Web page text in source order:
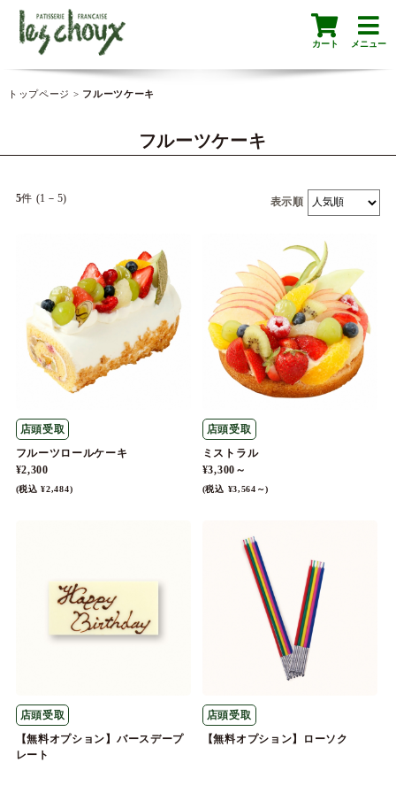
カート メニュー
トップページ > フルーツケーキ
フルーツケーキ
5件 (1－5) 表示順
店頭受取
フルーツロールケーキ
¥2,300
(税込 ¥2,484)
店頭受取
ミストラル
¥3,300～
(税込 ¥3,564～)
店頭受取
【無料オプション】バースデープ
レート
店頭受取
【無料オプション】ローソク